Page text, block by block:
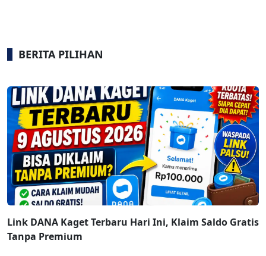
BERITA PILIHAN
Link DANA Kaget Terbaru Hari Ini, Klaim Saldo Gratis
Tanpa Premium